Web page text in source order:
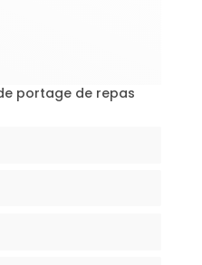
portage de repas